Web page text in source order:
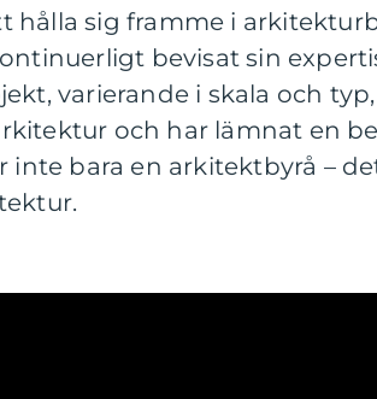
hålla sig framme i
bevisat sin
varierande i skala och
och har lämnat en
inte bara en arkitektbyrå –